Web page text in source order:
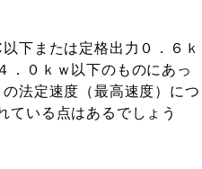
下または定格出力０．６ｋ
．０ｋｗ以下のものにあっ
法定速度（最高速度）につ
ている点はあるでしょう